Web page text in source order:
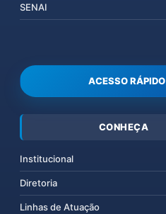
SENAI
ACESSO RÁPIDO
CONHEÇA
Institucional
Diretoria
Linhas de Atuação